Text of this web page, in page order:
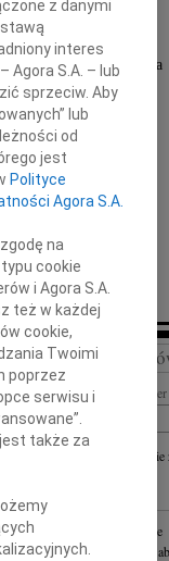
szczerego współczucia
śmierci
i Koledzy
MENOS Sp. z o.o.
Szukaj
Imię i nazwisko lub numer
+
INNE NEKROLOGI
Katowice
Drogiej Koleżance
z danymi
interes
Agora S.A. – lub
sprzeciw. Aby
lub
od
jest
Polityce
Agora S.A.
na
cookie
i Agora S.A.
też w każdej
cookie,
Twoimi
poprzez
serwisu i
także za